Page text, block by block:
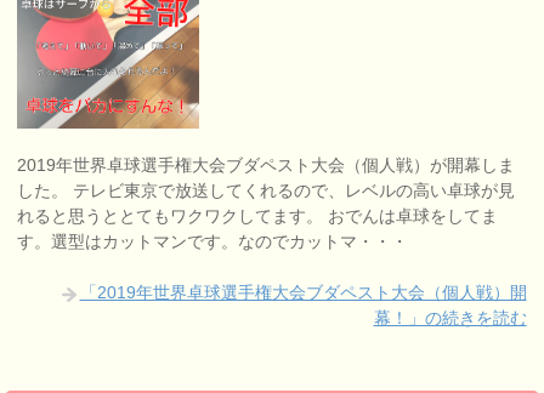
2019年世界卓球選手権大会ブダペスト大会（個人戦）が開幕しま
した。 テレビ東京で放送してくれるので、レベルの高い卓球が見
れると思うととてもワクワクしてます。 おでんは卓球をしてま
す。選型はカットマンです。なのでカットマ・・・
「2019年世界卓球選手権大会ブダペスト大会（個人戦）開
幕！」の続きを読む